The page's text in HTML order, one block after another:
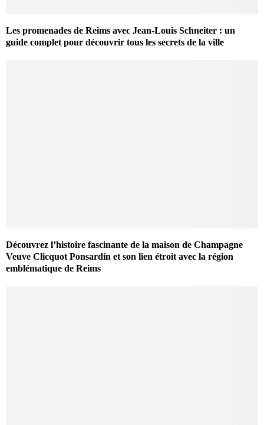
Les promenades de Reims avec Jean-Louis Schneiter : un
guide complet pour découvrir tous les secrets de la ville
Découvrez l’histoire fascinante de la maison de Champagne
Veuve Clicquot Ponsardin et son lien étroit avec la région
emblématique de Reims